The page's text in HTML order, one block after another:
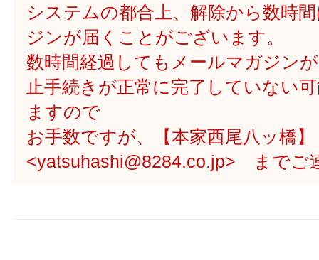
システムの都合上、解除から数時
ジンが届くことがございます。
数時間経過してもメールマガジン
止手続きが正常に完了していない
ますので
お手数ですが、【本家西尾八ッ橋】
<yatsuhashi@8284.co.jp> までご